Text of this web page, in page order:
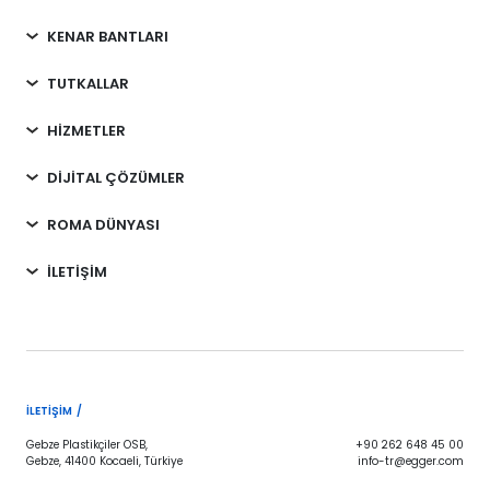
KENAR BANTLARI
TUTKALLAR
HİZMETLER
DİJİTAL ÇÖZÜMLER
ROMA DÜNYASI
İLETİŞİM
İLETIŞIM /
Gebze Plastikçiler OSB,
Gebze, 41400 Kocaeli, Türkiye
+90 262 648 45 00
info-tr@egger.com